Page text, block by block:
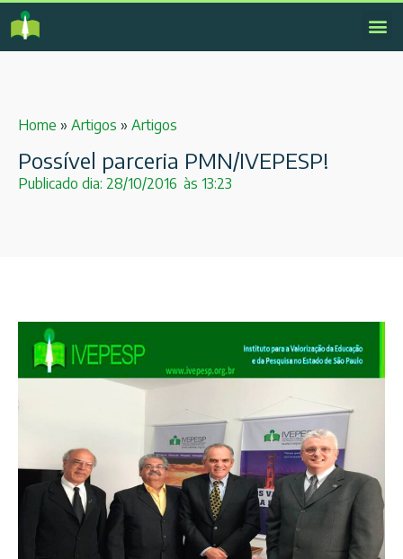
Home » Artigos » Artigos
Possível parceria PMN/IVEPESP!
Publicado dia: 28/10/2016 às 13:23